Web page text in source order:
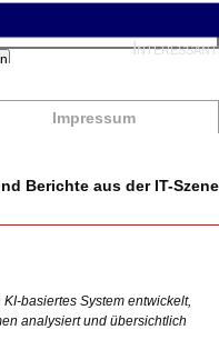
Impressum
Berichte aus der IT-Szene
basiertes System entwickelt,
analysiert und übersichtlich